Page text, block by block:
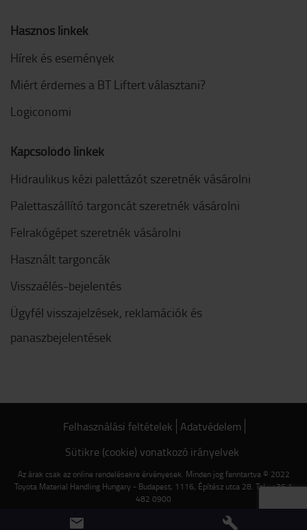
Hasznos linkek
Hírek és események
Miért érdemes a BT Liftert választani?
Logiconomi
Kapcsolódó linkek
Hidraulikus kézi palettázót szeretnék vásárolni
Palettaszállító targoncát szeretnék vásárolni
Felrakógépet szeretnék vásárolni
Használt targoncák
Visszaélés-bejelentés
Ügyfél visszajelzések, reklamációk és
panaszbejelentések
Felhasználási feltételek Adatvédelem
Sütikre (cookie) vonatkozó irányelvek
Az árak csak az online rendelésekre érvényesek. Minden jog fenntartva © 2022
Toyota Material Handling Hungary - Budapest, 1116, Építész utca 28. Tel.: +36 1
482 0900